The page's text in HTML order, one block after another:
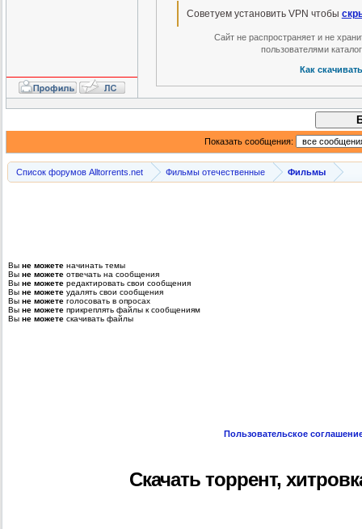
Советуем установить VPN чтобы
Сайт не распространяет и не
пользователями
Как
Показать сообщения:
Список форумов Alltorrents.net Фильмы отечественные Фильмы
Вы не можете начинать темы
Вы не можете отвечать на сообщения
Вы не можете редактировать свои сообщения
Вы не можете удалять свои сообщения
Вы не можете голосовать в опросах
Вы не можете прикреплять файлы к сообщениям
Вы не можете скачивать файлы
Пользовательское
Скачать торрент,